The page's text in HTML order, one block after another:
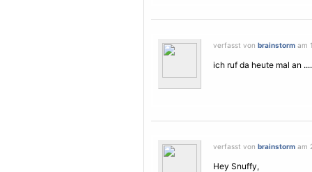
verfasst von brainstorm am
ich ruf da heute mal an
verfasst von brainstorm am
Hey Snuffy,